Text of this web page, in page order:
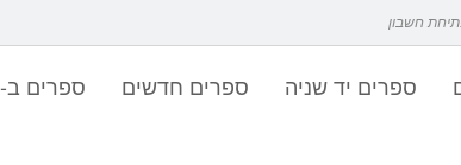
חשבון
ספרים יד שניה ספרים חדשים ספרים ב-100 ש"ח